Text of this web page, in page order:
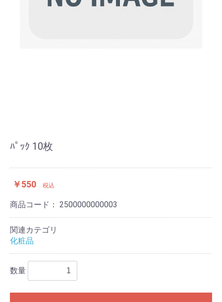
ﾊﾟｯｸ 10枚
￥550 税込
商品コード： 2500000000003
関連カテゴリ
化粧品
数量